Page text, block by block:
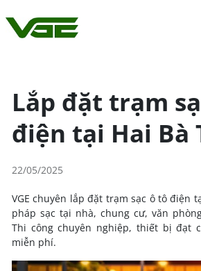
Lắp đặt trạm
điện tại Hai Bà
22/05/2025
VGE chuyên lắp đặt trạm sạc ô tô điện
pháp sạc tại nhà, chung cư, văn
Thi công chuyên nghiệp, thiết bị đạt
miễn phí.